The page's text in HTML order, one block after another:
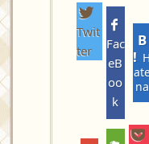
Twit
ter
Fac
eB
oo
k
na